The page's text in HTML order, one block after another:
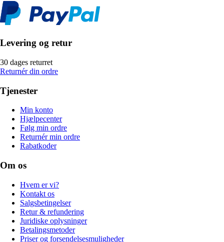
Levering og retur
30 dages returret
Returnér din ordre
Tjenester
Min konto
Hjælpecenter
Følg min ordre
Returnér min ordre
Rabatkoder
Om os
Hvem er vi?
Kontakt os
Salgsbetingelser
Retur & refundering
Juridiske oplysninger
Betalingsmetoder
Priser og forsendelsesmuligheder